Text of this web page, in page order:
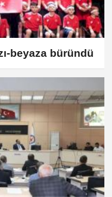
beyaza büründü